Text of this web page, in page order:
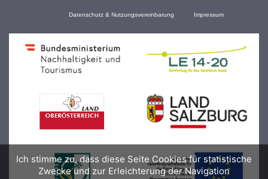
Datenschutz & Nutzungsvereinbarung Impressum
Ich stimme zu, dass diese Seite Cookies für statistische
Zwecke und zur Erleichterung der Navigation